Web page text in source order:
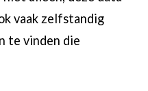
vaak zelfstandig
te vinden die